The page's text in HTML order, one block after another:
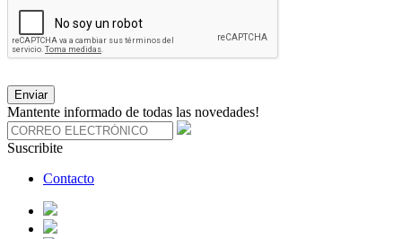
Enviar
Mantente informado de todas las novedades!
Suscribite
Contacto